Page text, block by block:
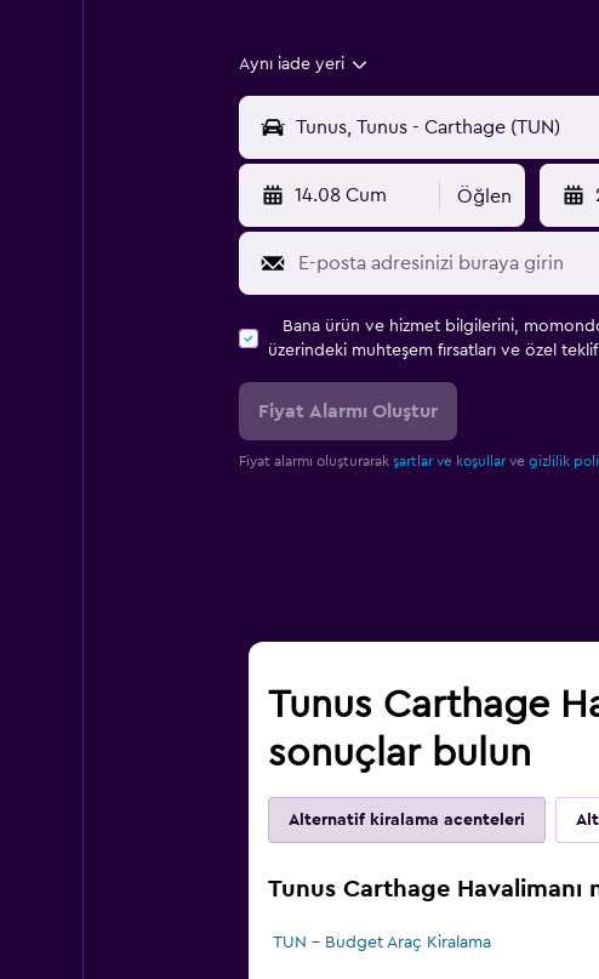
Aynı iade yeri
14.08 Cum Öğlen
Bana ürün ve hizmet bilgilerini,
üzerindeki muhteşem fırsatları ve özel
Fiyat Alarmı Oluştur
Fiyat alarmı oluşturarak şartlar ve koşullarve gizlilik
Tunus Carthage
sonuçlar bulun
Alternatif kiralama acenteleri
Tunus Carthage
TUN - Budget Araç Kiralama